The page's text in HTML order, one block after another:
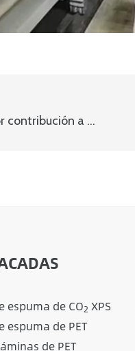
La visita del UNDP’s y la FECO’s nos inspira a hacer una mayor contribución a la protección del medio ambiente
espuma de CO2 XPS
espuma de PET
de PET